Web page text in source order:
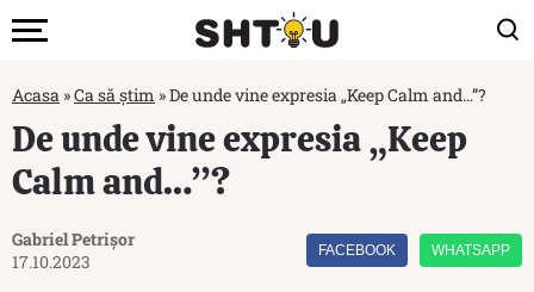
Acasa »Ca să știm »De unde vine expresia „Keep Calm and…”?
De unde vine expresia „Keep
Calm and…”?
Gabriel Petrișor
17.10.2023
FACEBOOK WHATSAPP